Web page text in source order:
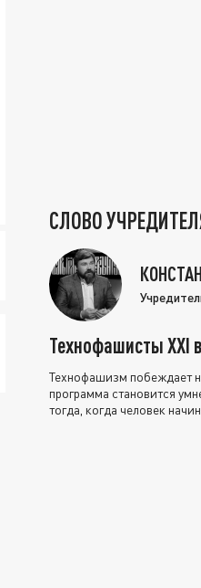
СЛОВО
Технофашисты XXI
Технофашизм побеждает
программа становится
тогда, когда человек